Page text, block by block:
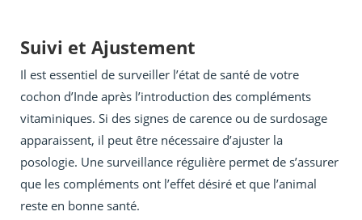
Suivi et Ajustement
Il est essentiel de surveiller l’état de santé de votre
cochon d’Inde après l’introduction des compléments
vitaminiques. Si des signes de carence ou de surdosage
apparaissent, il peut être nécessaire d’ajuster la
posologie. Une surveillance régulière permet de s’assurer
que les compléments ont l’effet désiré et que l’animal
reste en bonne santé.